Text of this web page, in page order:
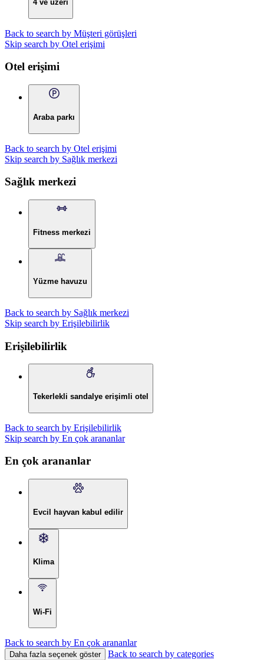
4 ve üzeri
Back to search by Müşteri görüşleri
Skip search by Otel erişimi
Otel erişimi
Araba parkı
Back to search by Otel erişimi
Skip search by Sağlık merkezi
Sağlık merkezi
Fitness merkezi
Yüzme havuzu
Back to search by Sağlık merkezi
Skip search by Erişilebilirlik
Erişilebilirlik
Tekerlekli sandalye erişimli otel
Back to search by Erişilebilirlik
Skip search by En çok arananlar
En çok arananlar
Evcil hayvan kabul edilir
Klima
Wi-Fi
Back to search by En çok arananlar
Daha fazla seçenek göster Back to search by categories